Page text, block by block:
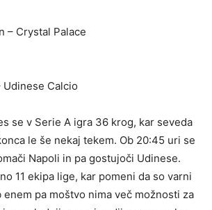
– Crystal Palace
Udinese Calcio
se v Serie A igra 36 krog, kar seveda
le še nekaj tekem. Ob 20:45 uri se
Napoli in pa gostujoči Udinese.
11 ekipa lige, kar pomeni da so varni
enem pa moštvo nima več možnosti za